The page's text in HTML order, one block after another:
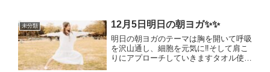
は5週ありますので、5週目はお休みで
す‼️😌🙏5週目はお休...
未分類 12月5日明日の朝ヨガ‍✨✨
明日の朝ヨガのテーマは胸を開いて呼吸
を沢山通し、細胞を元気に‼️そして肩こ
りにアプローチしていきますタオル使用